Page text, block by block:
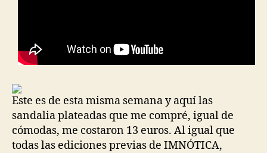
Este es de esta misma semana y aquí las
sandalia plateadas que me compré, igual de
cómodas, me costaron 13 euros. Al igual que
todas las ediciones previas de IMNÓTICA,